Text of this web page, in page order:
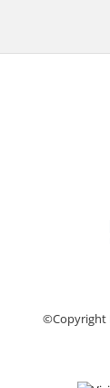
Servere,
Sport &
Sporturi
Sporturi de
Audio HI-FI &
©Copyright